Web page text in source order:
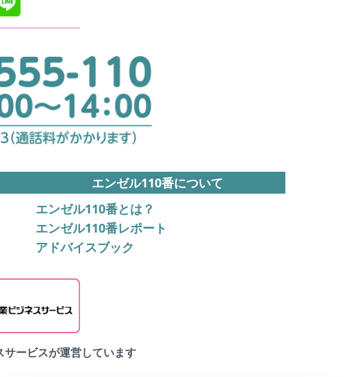
エンゼル110番について
エンゼル110番とは？
エンゼル110番レポート
アドバイスブック
ービスが運営しています